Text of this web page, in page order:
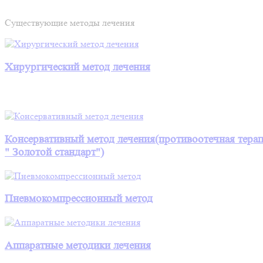
Существующие методы лечения
Хирургический метод лечения
Консервативный метод лечения(противоотечная
" Золотой стандарт")
Пневмокомпрессионный метод
Аппаратные методики лечения